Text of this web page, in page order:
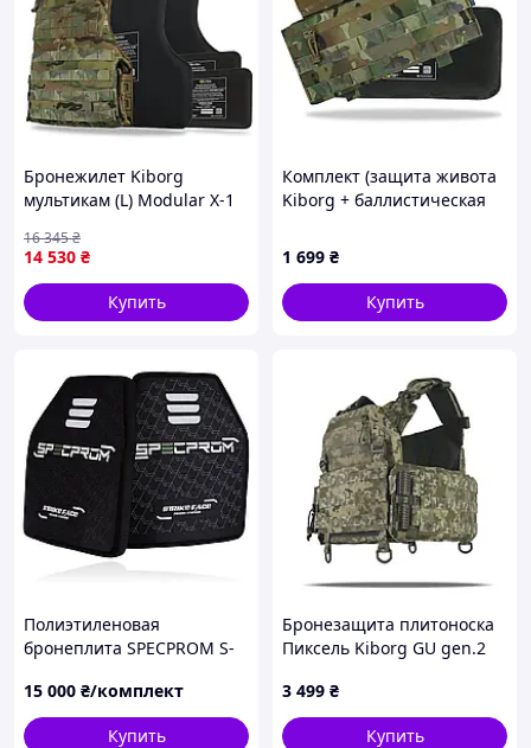
Бронежилет Kiborg
мультикам (L) Modular X-1
защиты) + баллистический
пакет Militex, 1 класс
14 530 ₴
16 345₴
Купить
Комплект (защита живота
Kiborg + баллистическая
Мультикам GEN.2
1 699 ₴
Купить
Полиэтиленовая
бронеплита SPECPROM S-
15 000 ₴/комплект
Купить
Бронезащита плитоноска
Пиксель Kiborg GU gen.2
3 499 ₴
Купить